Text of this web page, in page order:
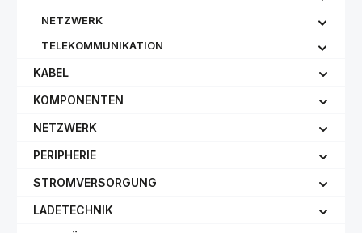
NETZWERK
TELEKOMMUNIKATION
KABEL
KOMPONENTEN
NETZWERK
PERIPHERIE
STROMVERSORGUNG
LADETECHNIK